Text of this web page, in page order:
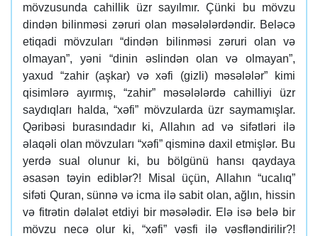
mövzusunda cahillik üzr sayılmır. Çünki bu mövzu
dindən bilinməsi zəruri olan məsələlərdəndir. Beləcə
etiqadi mövzuları “dindən bilinməsi zəruri olan və
olmayan”, yəni “dinin əslindən olan və olmayan”,
yaxud “zahir (aşkar) və xəfi (gizli) məsələlər” kimi
qisimlərə ayırmış, “zahir” məsələlərdə cahilliyi üzr
saydıqları halda, “xəfi” mövzularda üzr saymamışlar.
Qəribəsi burasındadır ki, Allahın ad və sifətləri ilə
əlaqəli olan mövzuları “xəfi” qisminə daxil etmişlər. Bu
yerdə sual olunur ki, bu bölgünü hansı qaydaya
əsasən təyin ediblər?! Misal üçün, Allahın “ucalıq”
sifəti Quran, sünnə və icma ilə sabit olan, ağlın, hissin
və fitrətin dəlalət etdiyi bir məsələdir. Elə isə belə bir
mövzu necə olur ki, “xəfi” vəsfi ilə vəsfləndirilir?!